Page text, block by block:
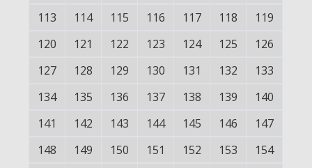
113
114 115 116 117 118
119
120
121 122 123 124 125
126
127
128 129 130 131 132
133
134
135 136 137 138 139
140
141
142 143 144 145 146
147
148
149 150 151 152 153
154